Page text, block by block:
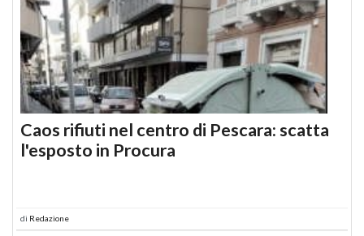
Caos rifiuti nel centro di Pescara: scatta
l'esposto in Procura
di Redazione